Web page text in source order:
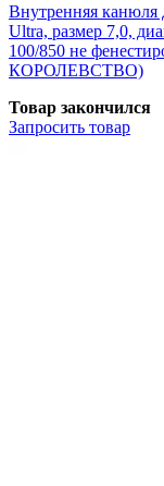
Внутренняя канюля
Ultra, размер 7,0,
100/850 не
КОРОЛЕВСТВО)
Товар закончился
Запросить товар